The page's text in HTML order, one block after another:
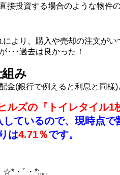
投資する場合のような物件
より、購入や売却の注文が
･･･過去は良かった！
み
(銀行で例えると利息と同
ズの『トイレタイル
ているので、現時点
は4.71％です。
☆*・ﾟ・*:.｡.